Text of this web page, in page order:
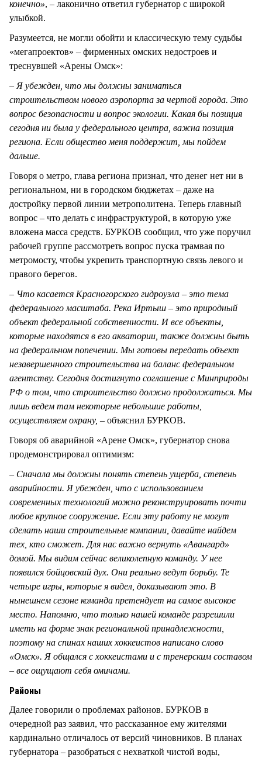
конечно», – лаконично ответил губернатор с широкой
улыбкой.
Разумеется, не могли обойти и классическую тему судьбы
«мегапроектов» – фирменных омских недостроев и
треснувшей «Арены Омск»:
– Я убежден, что мы должны заниматься
строительством нового аэропорта за чертой города. Это
вопрос безопасности и вопрос экологии. Какая бы позиция
сегодня ни была у федерального центра, важна позиция
региона. Если общество меня поддержит, мы пойдем
дальше.
Говоря о метро, глава региона признал, что денег нет ни в
региональном, ни в городском бюджетах – даже на
достройку первой линии метрополитена. Теперь главный
вопрос – что делать с инфраструктурой, в которую уже
вложена масса средств. БУРКОВ сообщил, что уже поручил
рабочей группе рассмотреть вопрос пуска трамвая по
метромосту, чтобы укрепить транспортную связь левого и
правого берегов.
– Что касается Красногорского гидроузла – это тема
федерального масштаба. Река Иртыш – это природный
объект федеральной собственности. И все объекты,
которые находятся в его акватории, также должны быть
на федеральном попечении. Мы готовы передать объект
незавершенного строительства на баланс федеральном
агентству. Сегодня достигнуто соглашение с Минприроды
РФ о том, что строительство должно продолжаться. Мы
лишь ведем там некоторые небольшие работы,
осуществляем охрану, – объяснил БУРКОВ.
Говоря об аварийной «Арене Омск», губернатор снова
продемонстрировал оптимизм:
– Сначала мы должны понять степень ущерба, степень
аварийности. Я убежден, что с использованием
современных технологий можно реконструировать почти
любое крупное сооружение. Если эту работу не могут
сделать наши строительные компании, давайте найдем
тех, кто сможет. Для нас важно вернуть «Авангард»
домой. Мы видим сейчас великолепную команду. У нее
появился бойцовский дух. Они реально ведут борьбу. Те
четыре игры, которые я видел, доказывают это. В
нынешнем сезоне команда претендует на самое высокое
место. Напомню, что только нашей команде разрешили
иметь на форме знак региональной принадлежности,
поэтому на спинах наших хоккеистов написано слово
«Омск». Я общался с хоккеистами и с тренерским составом
– все ощущают себя омичами.
Районы
Далее говорили о проблемах районов. БУРКОВ в
очередной раз заявил, что рассказанное ему жителями
кардинально отличалось от версий чиновников. В планах
губернатора – разобраться с нехваткой чистой воды,